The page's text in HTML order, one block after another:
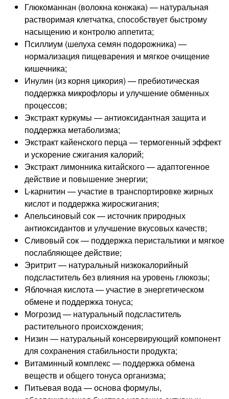
Глюкоманнан (волокна конжака) — натуральная
растворимая клетчатка, способствует быстрому
насыщению и контролю аппетита;
Псиллиум (шелуха семян подорожника) —
нормализация пищеварения и мягкое очищение
кишечника;
Инулин (из корня цикория) — пребиотическая
поддержка микрофлоры и улучшение обменных
процессов;
Экстракт куркумы — антиоксидантная защита и
поддержка метаболизма;
Экстракт кайенского перца — термогенный эффект
и ускорение сжигания калорий;
Экстракт лимонника китайского — адаптогенное
действие и повышение энергии;
L-карнитин — участие в транспортировке жирных
кислот и поддержка жиросжигания;
Апельсиновый сок — источник природных
антиоксидантов и улучшение вкусовых качеств;
Сливовый сок — поддержка перистальтики и мягкое
послабляющее действие;
Эритрит — натуральный низкокалорийный
подсластитель без влияния на уровень глюкозы;
Яблочная кислота — участие в энергетическом
обмене и поддержка тонуса;
Могрозид — натуральный подсластитель
растительного происхождения;
Низин — натуральный консервирующий компонент
для сохранения стабильности продукта;
Витаминный комплекс — поддержка обмена
веществ и общего тонуса организма;
Питьевая вода — основа формулы,